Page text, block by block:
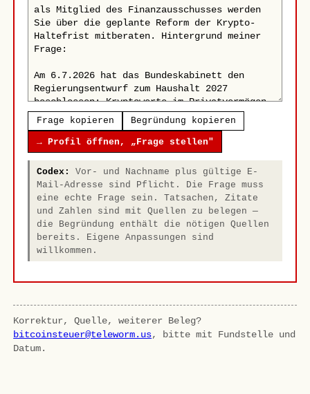
Frage kopieren Begründung kopieren
→ Profil öffnen, „Frage stellen"
Codex:
Vor- und Nachname plus gültige E-
Mail-Adresse sind Pflicht. Die Frage muss
eine echte Frage sein. Tatsachen, Zitate
und Zahlen sind mit Quellen zu belegen —
die Begründung enthält die nötigen Quellen
bereits. Eigene Anpassungen sind
willkommen.
Korrektur, Quelle, weiterer Beleg?
bitcoinsteuer@teleworm.us, bitte mit Fundstelle und
Datum.